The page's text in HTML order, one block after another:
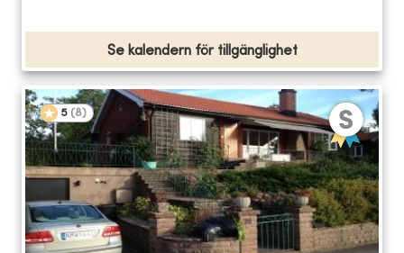
Se kalendern för tillgänglighet
5 (8)